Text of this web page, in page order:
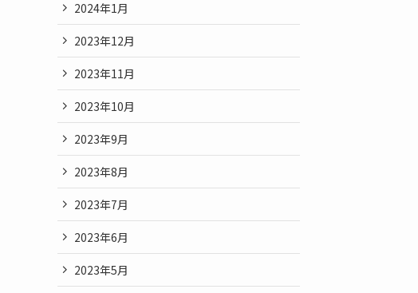
2024年1月
2023年12月
2023年11月
2023年10月
2023年9月
2023年8月
2023年7月
2023年6月
2023年5月